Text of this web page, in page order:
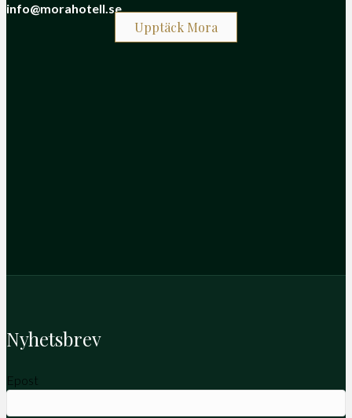
info@morahotell.se
Upptäck Mora
Nyhetsbrev
Epost